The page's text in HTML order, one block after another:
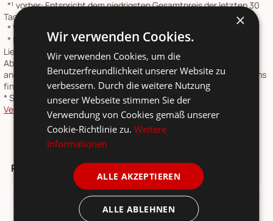
*¹ vorher: Entspricht dem niedrigsten Gesamtpreis der letzten 30
Tage vor der Preisherabsetzung in unserem Online-Shop.
*Werktage: Montag bis Freitag
* Lieferzeit ab Versand: 1-2 Werktage Paketlaufzeit. Gilt für
Lieferungen nach Deutschland. Speditionsartikel werden nach
Absprache geliefert, Sendungslaufzeit 4-6 Tage. Lieferzeiten für
andere Länder und Informationen zur Berechnung des Liefertermins
finden Sie in unsererVersandkosten- und Lieferzeiten-Übersicht
*Speditionsartikel: Speditionskosten: siehe
Versandkostenübersicht
Passt dazu ...
-22%
×
Wir verwenden Cookies.
Wir verwenden Cookies, um die
Benutzerfreundlichkeit unserer Website zu
verbessern. Durch die weitere Nutzung
unserer Webseite stimmen Sie der
Verwendung von Cookies gemäß unserer
Cookie-Richtlinie zu.Weitere
Informationen
ALLE AKZEPTIEREN
ALLE ABLEHNEN